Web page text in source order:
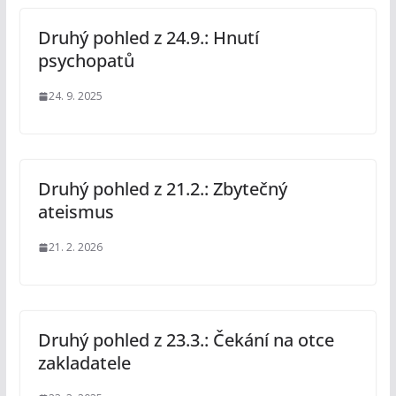
Druhý pohled z 24.9.: Hnutí
psychopatů
24. 9. 2025
Druhý pohled z 21.2.: Zbytečný
ateismus
21. 2. 2026
Druhý pohled z 23.3.: Čekání na otce
zakladatele